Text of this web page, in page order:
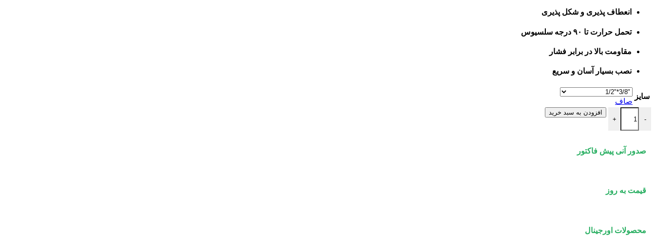
انعطاف پذیری و شکل پذیری
تحمل حرارت تا ۹۰ درجه سلسیوس
مقاومت بالا در برابر فشار
نصب بسیار آسان و سریع
سایز
صاف
-
شیر پیسوار فیلتردار (دسته آبی و قرمز) نیوپایپ عدد
+
افزودن به سبد خرید
صدور آنی پیش فاکتور
قیمت به روز
محصولات اورجینال